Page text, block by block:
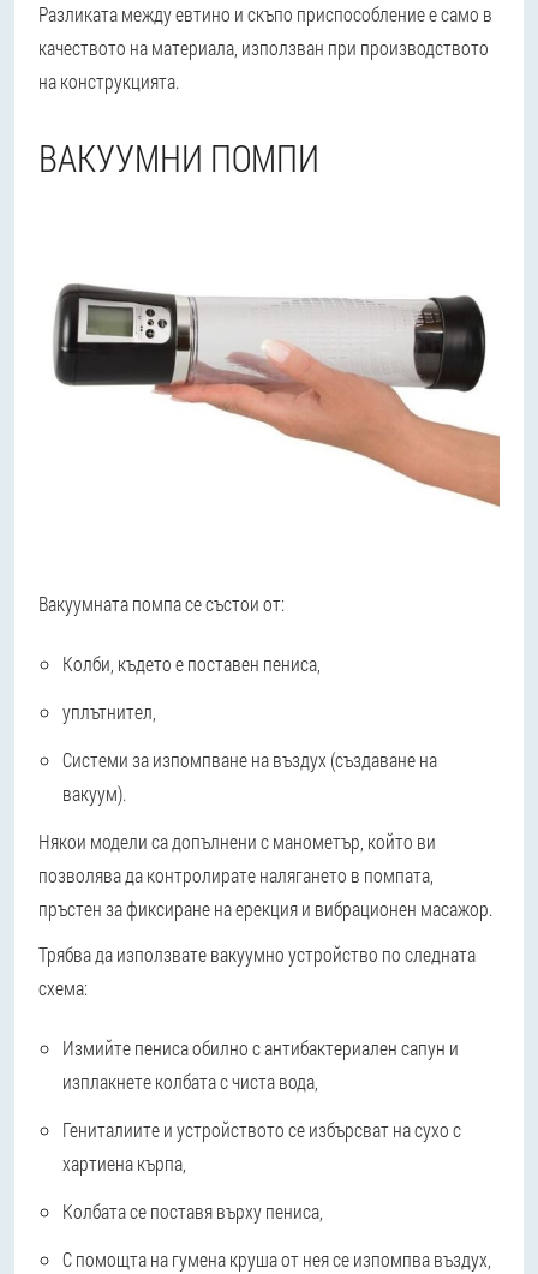
Разликата между евтино и скъпо приспособление е само в
качеството на материала, използван при производството
на конструкцията.
ВАКУУМНИ ПОМПИ
Вакуумната помпа се състои от:
Колби, където е поставен пениса,
уплътнител,
Системи за изпомпване на въздух (създаване на
вакуум).
Някои модели са допълнени с манометър, който ви
позволява да контролирате налягането в помпата,
пръстен за фиксиране на ерекция и вибрационен масажор.
Трябва да използвате вакуумно устройство по следната
схема:
Измийте пениса обилно с антибактериален сапун и
изплакнете колбата с чиста вода,
Гениталиите и устройството се избърсват на сухо с
хартиена кърпа,
Колбата се поставя върху пениса,
С помощта на гумена круша от нея се изпомпва въздух,